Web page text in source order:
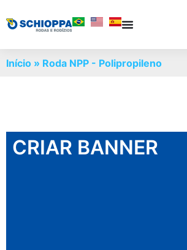
Início » Roda NPP - Polipropileno
CRIAR BANNER